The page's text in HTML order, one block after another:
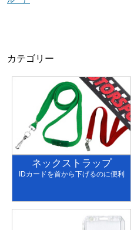
カテゴリー
ネックストラップ
IDカードを首から下げるのに便利